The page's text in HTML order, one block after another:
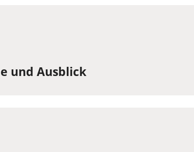
und Ausblick